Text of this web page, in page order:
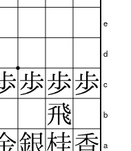
a
b
c
d
e